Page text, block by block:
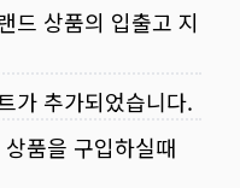
드 상품의 입출고 지
가 추가되었습니다.
품을 구입하실때